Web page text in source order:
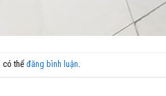
có thểđăng bình luận